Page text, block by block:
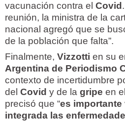
vacunación contra el Covid
reunión, la ministra de la
nacional agregó que se
de la población que falta”.
Finalmente, Vizzotti en su
Argentina de Periodismo
contexto de incertidumbre
del Covid y de la gripe en
precisó que “es importante
integrada las